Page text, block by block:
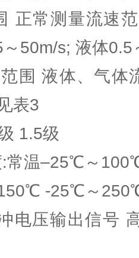
正常测量流速
50m/s; 液体0.5
围 液体、气体
表3
1.5级
:常温–25℃～
-25℃～
电压输出信号